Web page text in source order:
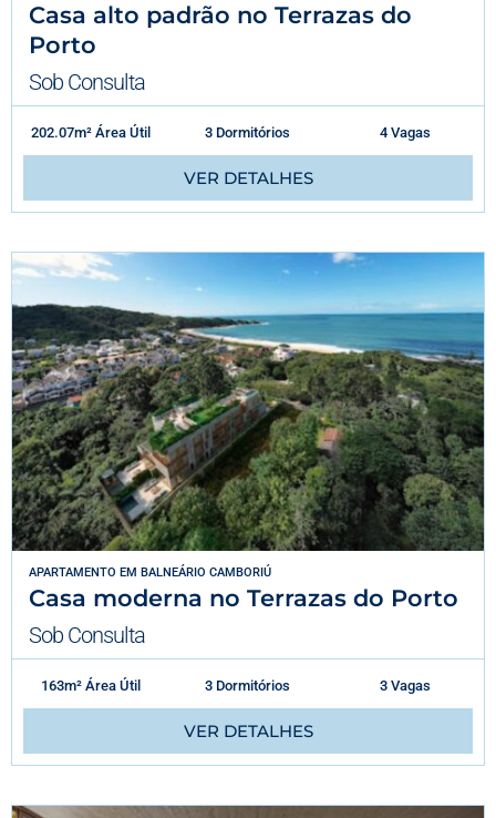
Casa alto padrão no Terrazas do
Porto
Sob Consulta
202.07m² Área Útil 3 Dormitórios 4 Vagas
VER DETALHES
APARTAMENTO EM BALNEÁRIO CAMBORIÚ
Casa moderna no Terrazas do Porto
Sob Consulta
163m² Área Útil 3 Dormitórios 3 Vagas
VER DETALHES